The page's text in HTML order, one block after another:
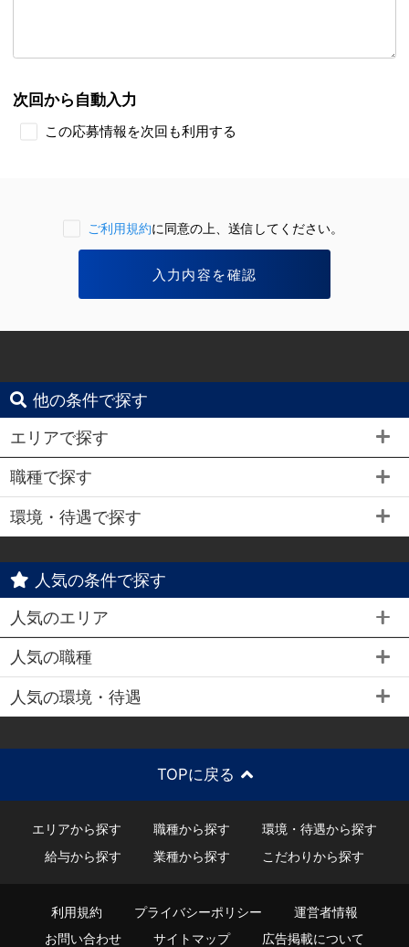
次回から自動入力
この応募情報を次回も利用する
ご利用規約に同意の上、送信してください。
他の条件で探す
エリアで探す
職種で探す
環境・待遇で探す
人気の条件で探す
人気のエリア
人気の職種
人気の環境・待遇
TOPに戻る
エリアから探す 職種から探す
環境・待遇から探す
給与から探す
業種から探す こだわりから探す
利用規約 プライバシーポリシー
運営者情報
お問い合わせ
サイトマップ 広告掲載について